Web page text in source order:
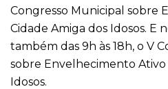
Congresso Municipal sobre
Cidade Amiga dos Idosos. E
também das 9h às 18h, o V
sobre Envelhecimento Ativo
Idosos.